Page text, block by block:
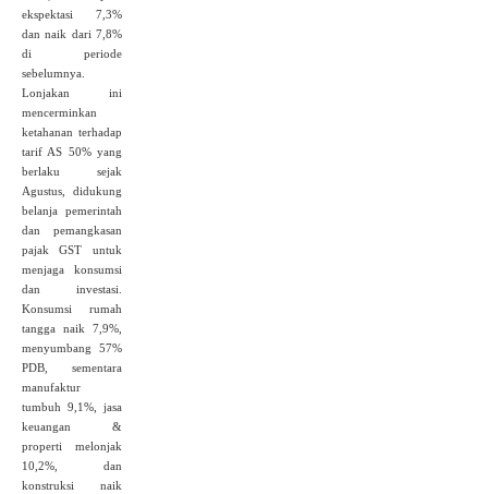
ekspektasi 7,3%
dan naik dari 7,8%
di periode
sebelumnya.
Lonjakan ini
mencerminkan
ketahanan terhadap
tarif AS 50% yang
berlaku sejak
Agustus, didukung
belanja pemerintah
dan pemangkasan
pajak GST untuk
menjaga konsumsi
dan investasi.
Konsumsi rumah
tangga naik 7,9%,
menyumbang 57%
PDB, sementara
manufaktur
tumbuh 9,1%, jasa
keuangan &
properti melonjak
10,2%, dan
konstruksi naik